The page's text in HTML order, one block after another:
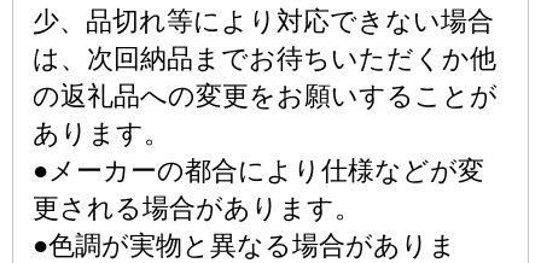
少、品切れ等により対応できない場合
は、次回納品までお待ちいただくか他
の返礼品への変更をお願いすることが
あります。
●メーカーの都合により仕様などが変
更される場合があります。
●色調が実物と異なる場合がありま